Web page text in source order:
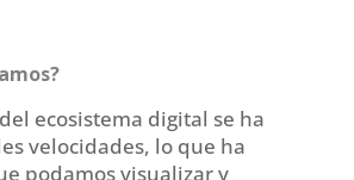
ecosistema digital se ha
velocidades, lo que ha
podamos visualizar y